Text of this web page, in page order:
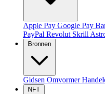
Apple Pay Google Pay
PayPal Revolut Skrill
Bronnen
Gidsen Omvormer
NFT